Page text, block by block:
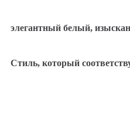
элегантный белый,
Стиль, который